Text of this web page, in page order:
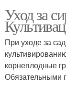
Уход за
При уходе за
корнеплодные
Обязательными